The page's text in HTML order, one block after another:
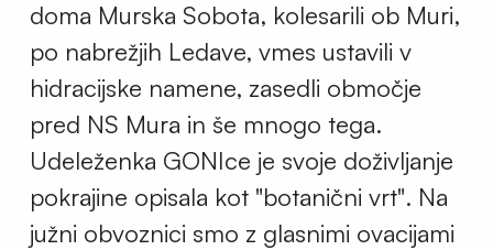
doma Murska Sobota, kolesarili ob Muri,
po nabrežjih Ledave, vmes ustavili v
hidracijske namene, zasedli območje
pred NS Mura in še mnogo tega.
Udeleženka GONIce je svoje doživljanje
pokrajine opisala kot "botanični vrt". Na
južni obvoznici smo z glasnimi ovacijami